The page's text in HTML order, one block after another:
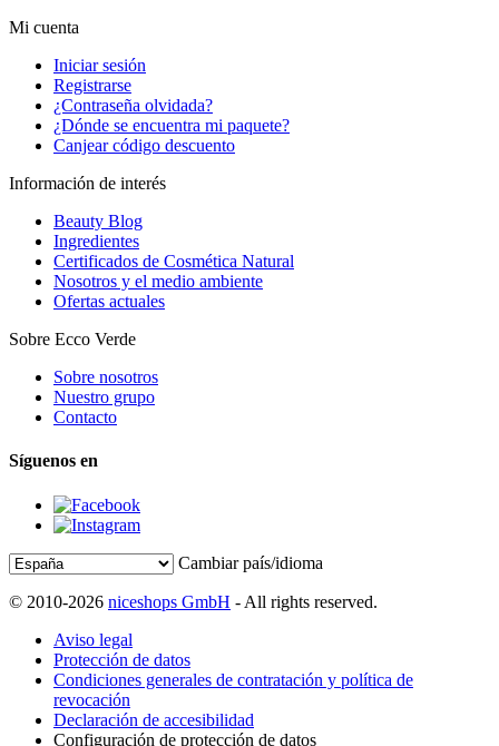
Mi cuenta
Iniciar sesión
Registrarse
¿Contraseña olvidada?
¿Dónde se encuentra mi paquete?
Canjear código descuento
Información de interés
Beauty Blog
Ingredientes
Certificados de Cosmética Natural
Nosotros y el medio ambiente
Ofertas actuales
Sobre Ecco Verde
Sobre nosotros
Nuestro grupo
Contacto
Síguenos en
Cambiar país/idioma
© 2010-2026 niceshops GmbH - All rights reserved.
Aviso legal
Protección de datos
Condiciones generales de contratación y política de
revocación
Declaración de accesibilidad
Configuración de protección de datos